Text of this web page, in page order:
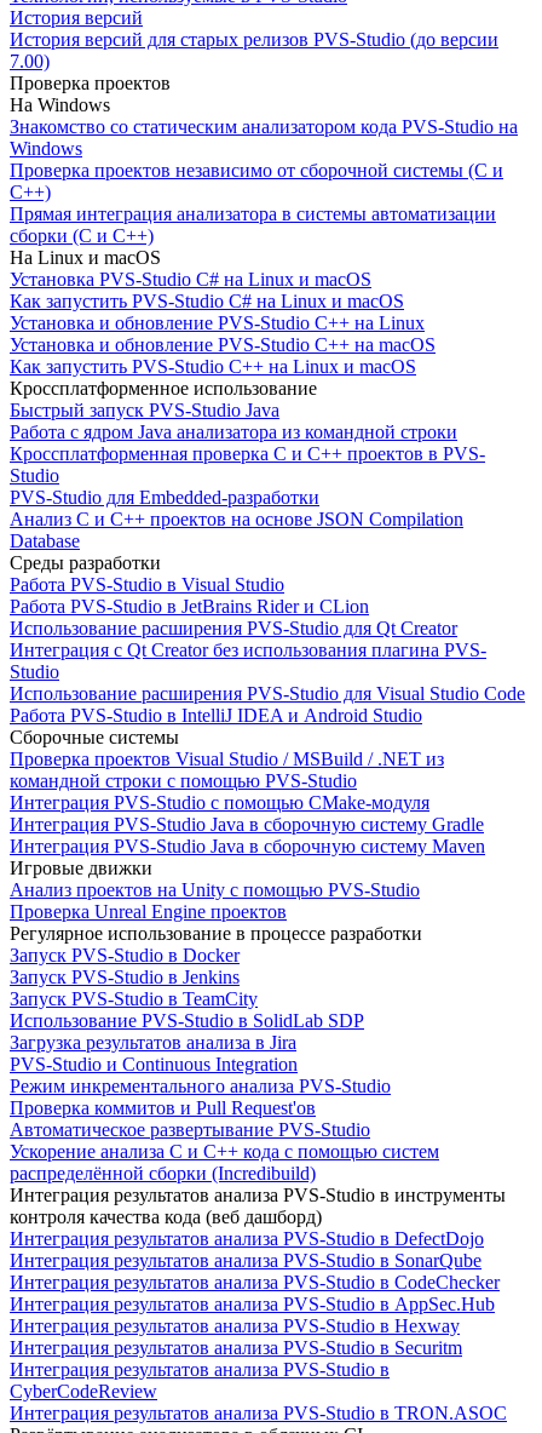
История версий
История версий для старых релизов PVS-Studio (до версии
7.00)
Проверка проектов
На Windows
Знакомство со статическим анализатором кода PVS-Studio на
Windows
Проверка проектов независимо от сборочной системы (C и
C++)
Прямая интеграция анализатора в системы автоматизации
сборки (C и C++)
На Linux и macOS
Установка PVS-Studio C# на Linux и macOS
Как запустить PVS-Studio C# на Linux и macOS
Установка и обновление PVS-Studio C++ на Linux
Установка и обновление PVS-Studio C++ на macOS
Как запустить PVS-Studio C++ на Linux и macOS
Кроссплатформенное использование
Быстрый запуск PVS-Studio Java
Работа с ядром Java анализатора из командной строки
Кроссплатформенная проверка C и C++ проектов в PVS-
Studio
PVS-Studio для Embedded-разработки
Анализ C и C++ проектов на основе JSON Compilation
Database
Среды разработки
Работа PVS-Studio в Visual Studio
Работа PVS-Studio в JetBrains Rider и CLion
Использование расширения PVS-Studio для Qt Creator
Интеграция с Qt Creator без использования плагина PVS-
Studio
Использование расширения PVS-Studio для Visual Studio Code
Работа PVS-Studio в IntelliJ IDEA и Android Studio
Сборочные системы
Проверка проектов Visual Studio / MSBuild / .NET из
командной строки с помощью PVS-Studio
Интеграция PVS-Studio с помощью CMake-модуля
Интеграция PVS-Studio Java в сборочную систему Gradle
Интеграция PVS-Studio Java в сборочную систему Maven
Игровые движки
Анализ проектов на Unity с помощью PVS-Studio
Проверка Unreal Engine проектов
Регулярное использование в процессе разработки
Запуск PVS-Studio в Docker
Запуск PVS-Studio в Jenkins
Запуск PVS-Studio в TeamCity
Использование PVS-Studio в SolidLab SDP
Загрузка результатов анализа в Jira
PVS-Studio и Continuous Integration
Режим инкрементального анализа PVS-Studio
Проверка коммитов и Pull Request'ов
Автоматическое развертывание PVS-Studio
Ускорение анализа C и C++ кода с помощью систем
распределённой сборки (Incredibuild)
Интеграция результатов анализа PVS-Studio в инструменты
контроля качества кода (веб дашборд)
Интеграция результатов анализа PVS-Studio в DefectDojo
Интеграция результатов анализа PVS-Studio в SonarQube
Интеграция результатов анализа PVS-Studio в CodeChecker
Интеграция результатов анализа PVS-Studio в AppSec.Hub
Интеграция результатов анализа PVS-Studio в Hexway
Интеграция результатов анализа PVS-Studio в Securitm
Интеграция результатов анализа PVS-Studio в
CyberCodeReview
Интеграция результатов анализа PVS-Studio в TRON.ASOC